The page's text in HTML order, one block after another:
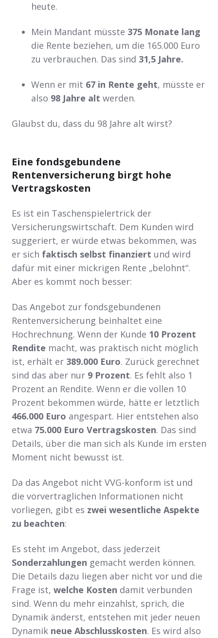
heute.
Mein Mandant müsste 375 Monate lang
die Rente beziehen, um die 165.000 Euro
zu verbrauchen. Das sind 31,5 Jahre.
Wenn er mit 67 in Rente geht, müsste er
also 98 Jahre alt werden.
Glaubst du, dass du 98 Jahre alt wirst?
Eine fondsgebundene
Rentenversicherung birgt hohe
Vertragskosten
Es ist ein Taschenspielertrick der
Versicherungswirtschaft. Dem Kunden wird
suggeriert, er würde etwas bekommen, was
er sich faktisch selbst finanziert und wird
dafür mit einer mickrigen Rente „belohnt“.
Aber es kommt noch besser:
Das Angebot zur fondsgebundenen
Rentenversicherung beinhaltet eine
Hochrechnung. Wenn der Kunde 10 Prozent
Rendite macht, was praktisch nicht möglich
ist, erhält er 389.000 Euro. Zurück gerechnet
sind das aber nur 9 Prozent. Es fehlt also 1
Prozent an Rendite. Wenn er die vollen 10
Prozent bekommen würde, hätte er letztlich
466.000 Euro angespart. Hier entstehen also
etwa 75.000 Euro Vertragskosten. Das sind
Details, über die man sich als Kunde im ersten
Moment nicht bewusst ist.
Da das Angebot nicht VVG-konform ist und
die vorvertraglichen Informationen nicht
vorliegen, gibt es zwei wesentliche Aspekte
zu beachten:
Es steht im Angebot, dass jederzeit
Sonderzahlungen gemacht werden können.
Die Details dazu liegen aber nicht vor und die
Frage ist, welche Kosten damit verbunden
sind. Wenn du mehr einzahlst, sprich, die
Dynamik änderst, entstehen mit jeder neuen
Dynamik neue Abschlusskosten. Es wird also